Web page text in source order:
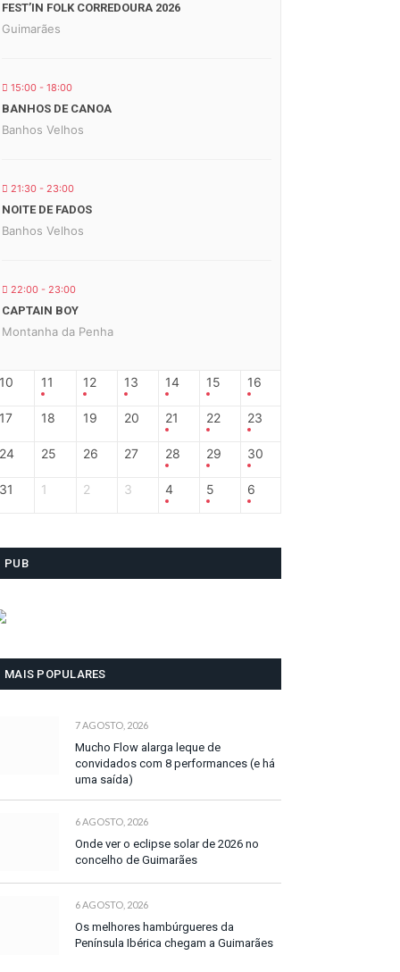
FEST’IN FOLK CORREDOURA 2026
Guimarães
15:00 - 18:00
BANHOS DE CANOA
Banhos Velhos
21:30 - 23:00
NOITE DE FADOS
Banhos Velhos
22:00 - 23:00
CAPTAIN BOY
Montanha da Penha
10 11 12 13 14 15 16
17 18 19 20 21 22 23
24 25 26 27 28 29 30
31 1 2 3 4 5 6
PUB
MAIS POPULARES
7 AGOSTO, 2026
Mucho Flow alarga leque de
convidados com 8 performances (e há
uma saída)
6 AGOSTO, 2026
Onde ver o eclipse solar de 2026 no
concelho de Guimarães
6 AGOSTO, 2026
Os melhores hambúrgueres da
Península Ibérica chegam a Guimarães